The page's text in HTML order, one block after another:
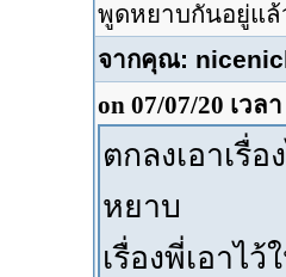
พูดหยาบกันอยู่แล้
จากคุณ:
on 07/07/20 เวล
ตกลงเอาเรื่
หยาบ
เรื่องพี่เอาไ